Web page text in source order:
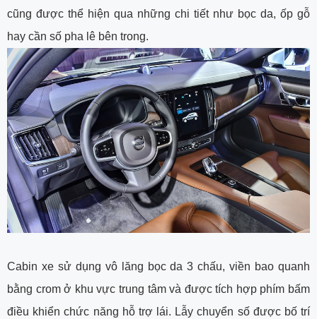
cũng được thể hiện qua những chi tiết như bọc da, ốp gỗ
hay cần số pha lê bên trong.
Cabin xe sử dụng vô lăng bọc da 3 chấu, viền bao quanh
bằng crom ở khu vực trung tâm và được tích hợp phím bấm
điều khiển chức năng hỗ trợ lái. Lẫy chuyển số được bố trí